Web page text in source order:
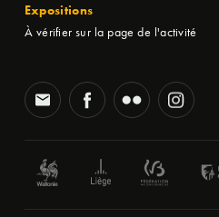
Expositions
À vérifier sur la page de l'activité